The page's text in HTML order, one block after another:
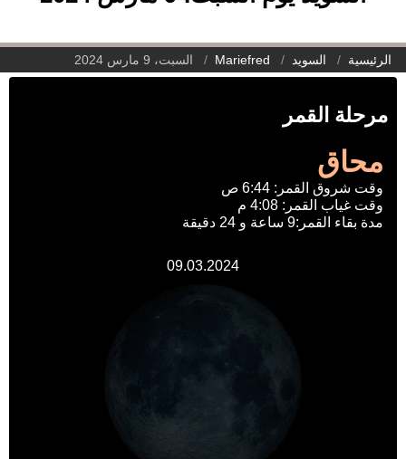
الرئيسية السويد Mariefred السبت، 9 مارس 2024
مرحلة القمر
محاق
وقت شروق القمر: 6:44 ص
وقت غياب القمر: 4:08 م
مدة بقاء القمر:9 ساعة و 24 دقيقة
09.03.2024